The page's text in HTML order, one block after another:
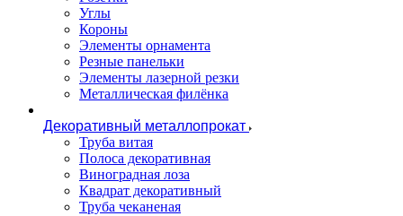
Углы
Короны
Элементы орнамента
Резные панельки
Элементы лазерной резки
Металлическая филёнка
Декоративный металлопрокат
Труба витая
Полоса декоративная
Виноградная лоза
Квадрат декоративный
Труба чеканеная